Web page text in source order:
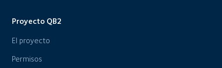
Proyecto QB2
El proyecto
Permisos